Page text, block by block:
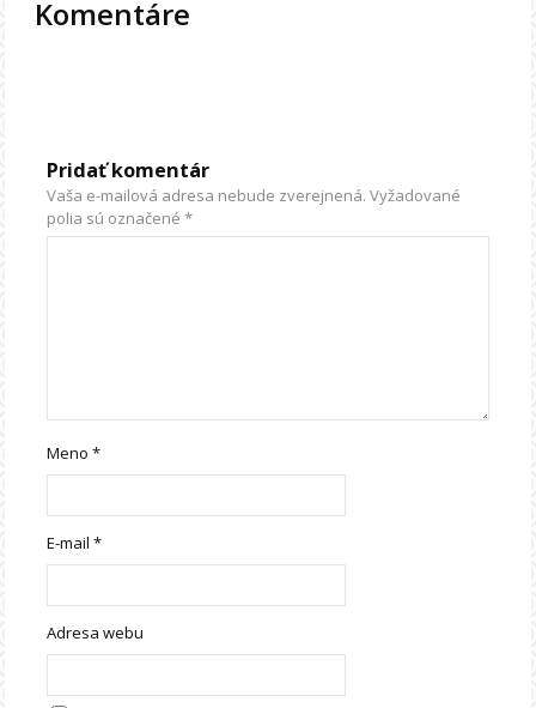
Komentáre
Pridať komentár
Vaša e-mailová adresa nebude zverejnená. Vyžadované
polia sú označené*
Meno*
E-mail*
Adresa webu